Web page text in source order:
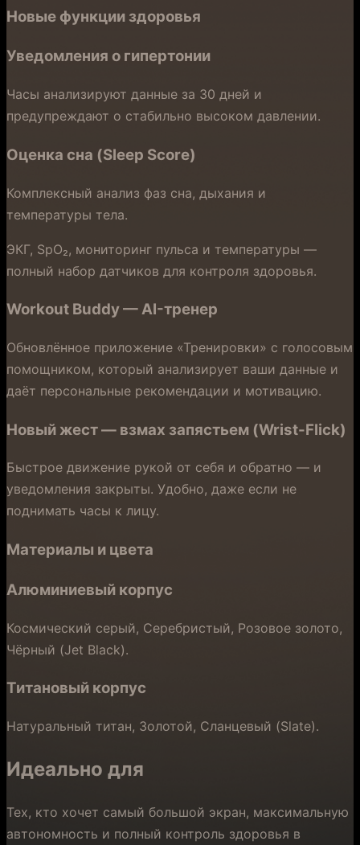
Новые функции здоровья
Уведомления о гипертонии
Часы анализируют данные за 30 дней и
предупреждают о стабильно высоком давлении.
Оценка сна (Sleep Score)
Комплексный анализ фаз сна, дыхания и
температуры тела.
ЭКГ, SpO₂, мониторинг пульса и температуры —
полный набор датчиков для контроля здоровья.
Workout Buddy — AI-тренер
Обновлённое приложение «Тренировки» с голосовым
помощником, который анализирует ваши данные и
даёт персональные рекомендации и мотивацию.
Новый жест — взмах запястьем (Wrist-Flick)
Быстрое движение рукой от себя и обратно — и
уведомления закрыты. Удобно, даже если не
поднимать часы к лицу.
Материалы и цвета
Алюминиевый корпус
Космический серый, Серебристый, Розовое золото,
Чёрный (Jet Black).
Титановый корпус
Натуральный титан, Золотой, Сланцевый (Slate).
Идеально для
Тех, кто хочет самый большой экран, максимальную
автономность и полный контроль здоровья в